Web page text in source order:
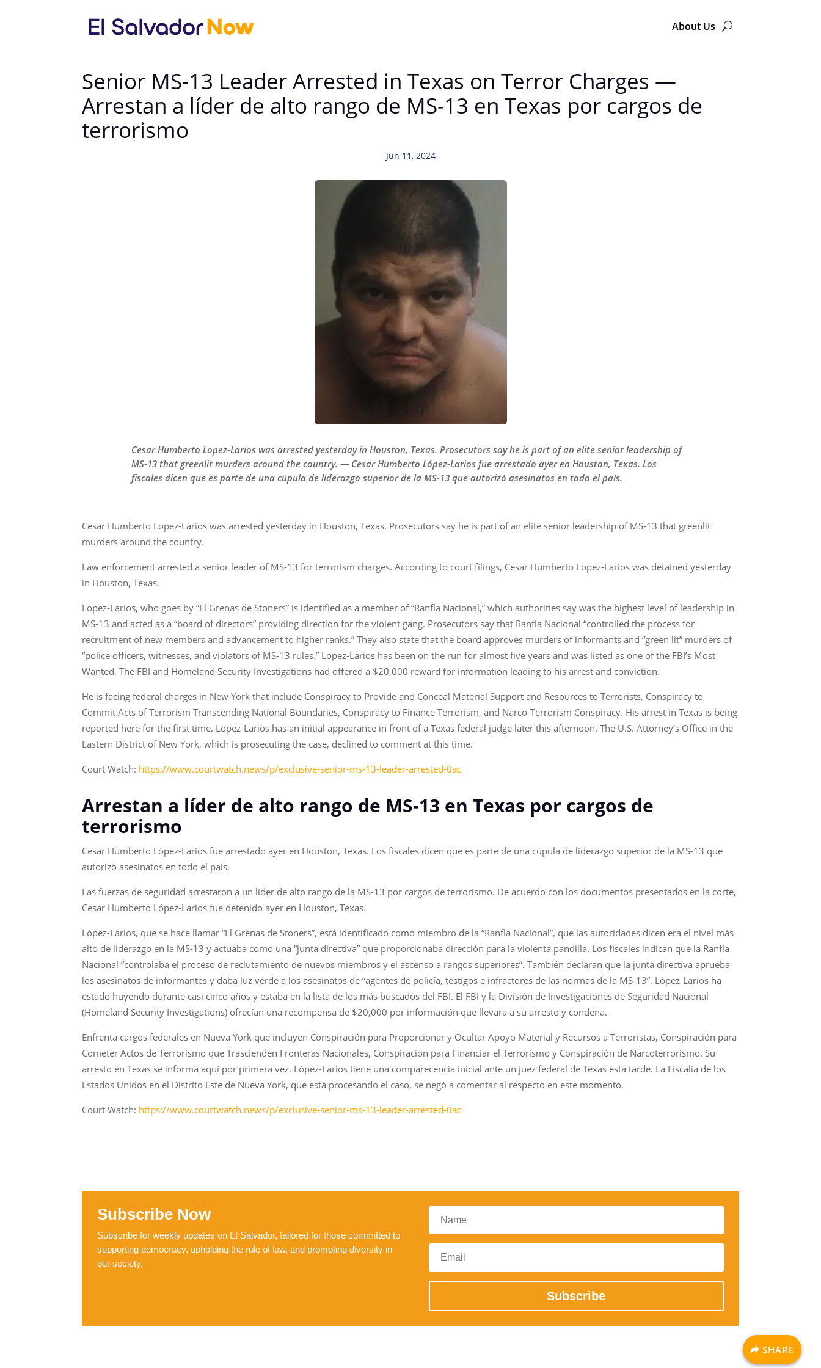
About Us
Senior MS-13 Leader Arrested in Texas on Terror Charges —
Arrestan a líder de alto rango de MS-13 en Texas por cargos de
terrorismo
Jun 11, 2024
Cesar Humberto Lopez-Larios was arrested yesterday in Houston, Texas. Prosecutors say he is part of an elite senior leadership of
MS-13 that greenlit murders around the country. — Cesar Humberto López-Larios fue arrestado ayer en Houston, Texas. Los
fiscales dicen que es parte de una cúpula de liderazgo superior de la MS-13 que autorizó asesinatos en todo el país.
Cesar Humberto Lopez-Larios was arrested yesterday in Houston, Texas. Prosecutors say he is part of an elite senior leadership of MS-13 that greenlit
murders around the country.
Law enforcement arrested a senior leader of MS-13 for terrorism charges. According to court filings, Cesar Humberto Lopez-Larios was detained yesterday
in Houston, Texas.
Lopez-Larios, who goes by “El Grenas de Stoners” is identified as a member of “Ranfla Nacional,” which authorities say was the highest level of leadership in
MS-13 and acted as a “board of directors” providing direction for the violent gang. Prosecutors say that Ranfla Nacional “controlled the process for
recruitment of new members and advancement to higher ranks.” They also state that the board approves murders of informants and “green lit” murders of
“police officers, witnesses, and violators of MS-13 rules.” Lopez-Larios has been on the run for almost five years and was listed as one of the FBI’s Most
Wanted. The FBI and Homeland Security Investigations had offered a $20,000 reward for information leading to his arrest and conviction.
He is facing federal charges in New York that include Conspiracy to Provide and Conceal Material Support and Resources to Terrorists, Conspiracy to
Commit Acts of Terrorism Transcending National Boundaries, Conspiracy to Finance Terrorism, and Narco-Terrorism Conspiracy. His arrest in Texas is being
reported here for the first time. Lopez-Larios has an initial appearance in front of a Texas federal judge later this afternoon. The U.S. Attorney’s Office in the
Eastern District of New York, which is prosecuting the case, declined to comment at this time.
Court Watch: https://www.courtwatch.news/p/exclusive-senior-ms-13-leader-arrested-0ac
Arrestan a líder de alto rango de MS-13 en Texas por cargos de
terrorismo
Cesar Humberto López-Larios fue arrestado ayer en Houston, Texas. Los fiscales dicen que es parte de una cúpula de liderazgo superior de la MS-13 que
autorizó asesinatos en todo el país.
Las fuerzas de seguridad arrestaron a un líder de alto rango de la MS-13 por cargos de terrorismo. De acuerdo con los documentos presentados en la corte,
Cesar Humberto López-Larios fue detenido ayer en Houston, Texas.
López-Larios, que se hace llamar “El Grenas de Stoners”, está identificado como miembro de la “Ranfla Nacional”, que las autoridades dicen era el nivel más
alto de liderazgo en la MS-13 y actuaba como una “junta directiva” que proporcionaba dirección para la violenta pandilla. Los fiscales indican que la Ranfla
Nacional “controlaba el proceso de reclutamiento de nuevos miembros y el ascenso a rangos superiores”. También declaran que la junta directiva aprueba
los asesinatos de informantes y daba luz verde a los asesinatos de “agentes de policía, testigos e infractores de las normas de la MS-13”. López-Larios ha
estado huyendo durante casi cinco años y estaba en la lista de los más buscados del FBI. El FBI y la División de Investigaciones de Seguridad Nacional
(Homeland Security Investigations) ofrecían una recompensa de $20,000 por información que llevara a su arresto y condena.
Enfrenta cargos federales en Nueva York que incluyen Conspiración para Proporcionar y Ocultar Apoyo Material y Recursos a Terroristas, Conspiración para
Cometer Actos de Terrorismo que Trascienden Fronteras Nacionales, Conspiración para Financiar el Terrorismo y Conspiración de Narcoterrorismo. Su
arresto en Texas se informa aquí por primera vez. López-Larios tiene una comparecencia inicial ante un juez federal de Texas esta tarde. La Fiscalía de los
Estados Unidos en el Distrito Este de Nueva York, que está procesando el caso, se negó a comentar al respecto en este momento.
Court Watch: https://www.courtwatch.news/p/exclusive-senior-ms-13-leader-arrested-0ac
Subscribe Now
Subscribe for weekly updates on El Salvador, tailored for those committed to
supporting democracy, upholding the rule of law, and promoting diversity in
our society.
Subscribe
SHARE